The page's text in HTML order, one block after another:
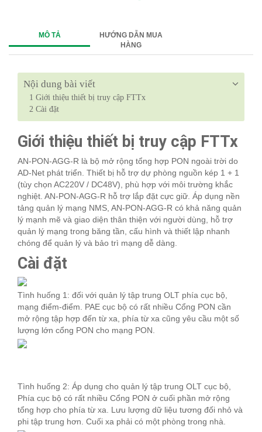
MÔ TẢ
HƯỚNG DẪN MUA
HÀNG
Nội dung bài viết
1 Giới thiệu thiết bị truy cập FTTx
2 Cài đặt
Giới thiệu thiết bị truy cập FTTx
AN-PON-AGG-R là bộ mở rộng tổng hợp PON ngoài trời do
AD-Net phát triển. Thiết bị hỗ trợ dự phòng nguồn kép 1 + 1
(tùy chọn AC220V / DC48V), phù hợp với môi trường khắc
nghiệt. AN-PON-AGG-R hỗ trợ lắp đặt cực giữ. Áp dụng nền
tảng quản lý mạng NMS, AN-PON-AGG-R có khả năng quản
lý mạnh mẽ và giao diện thân thiện với người dùng, hỗ trợ
quản lý mạng trong băng tần, cấu hình và thiết lập nhanh
chóng để quản lý và bảo trì mạng dễ dàng.
Cài đặt
Tình huống 1: đối với quản lý tập trung OLT phía cục bộ,
mạng điểm-điểm. PAE cục bộ có rất nhiều Cổng PON cần
mở rộng tập hợp đến từ xa, phía từ xa cũng yêu cầu một số
lượng lớn cổng PON cho mạng PON.
Tình huống 2: Áp dụng cho quản lý tập trung OLT cục bộ,
Phía cục bộ có rất nhiều Cổng PON ở cuối phần mở rộng
tổng hợp cho phía từ xa. Lưu lượng dữ liệu tương đối nhỏ và
phi tập trung hơn. Cuối xa phải có một phòng trong nhà.